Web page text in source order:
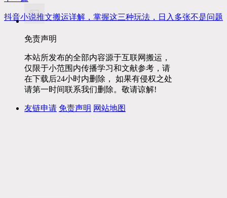
抖音小说推文搬运详解，掌握这三种玩法，日入多张不是问题
免责声明
本站所发布的全部内容源于互联网搬运，
仅限于小范围内传播学习和文献参考，请
在下载后24小时内删除， 如果有侵权之处
请第一时间联系我们删除。敬请谅解!
友链申请 免责声明 网站地图